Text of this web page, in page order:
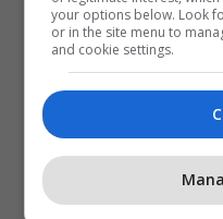
Jeff Beck
your options below. Look
or in the site menu to
and cookie settings.